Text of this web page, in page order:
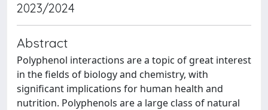
2023/2024
Abstract
Polyphenol interactions are a topic of great interest
in the fields of biology and chemistry, with
significant implications for human health and
nutrition. Polyphenols are a large class of natural